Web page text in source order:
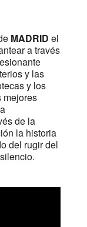
MADRID el
a través
y las
y los
mejores
de la
la historia
del rugir del